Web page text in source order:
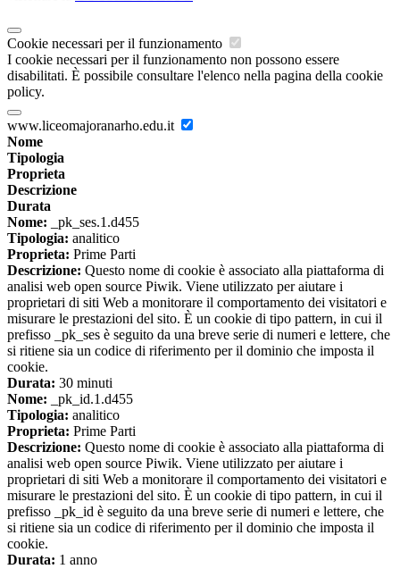
Cookie necessari per il funzionamento
I cookie necessari per il funzionamento non possono essere
disabilitati. È possibile consultare l'elenco nella pagina della cookie
policy.
www.liceomajoranarho.edu.it
Nome
Tipologia
Proprieta
Descrizione
Durata
Nome: _pk_ses.1.d455
Tipologia: analitico
Proprieta: Prime Parti
Descrizione: Questo nome di cookie è associato alla piattaforma di
analisi web open source Piwik. Viene utilizzato per aiutare i
proprietari di siti Web a monitorare il comportamento dei visitatori e
misurare le prestazioni del sito. È un cookie di tipo pattern, in cui il
prefisso _pk_ses è seguito da una breve serie di numeri e lettere, che
si ritiene sia un codice di riferimento per il dominio che imposta il
cookie.
Durata: 30 minuti
Nome: _pk_id.1.d455
Tipologia: analitico
Proprieta: Prime Parti
Descrizione: Questo nome di cookie è associato alla piattaforma di
analisi web open source Piwik. Viene utilizzato per aiutare i
proprietari di siti Web a monitorare il comportamento dei visitatori e
misurare le prestazioni del sito. È un cookie di tipo pattern, in cui il
prefisso _pk_id è seguito da una breve serie di numeri e lettere, che
si ritiene sia un codice di riferimento per il dominio che imposta il
cookie.
Durata: 1 anno